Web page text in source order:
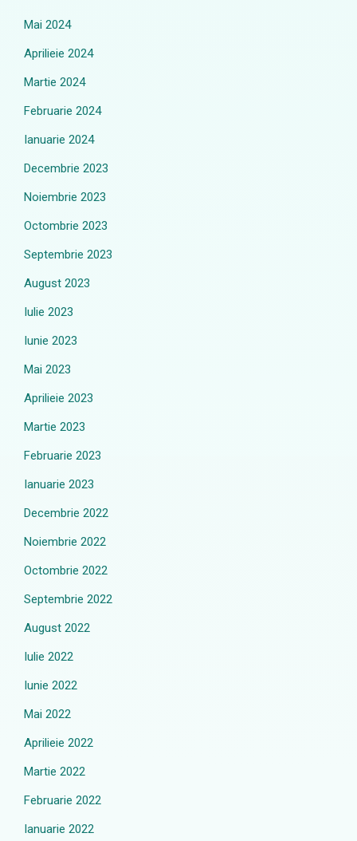
Mai 2024
Aprilieie 2024
Martie 2024
Februarie 2024
Ianuarie 2024
Decembrie 2023
Noiembrie 2023
Octombrie 2023
Septembrie 2023
August 2023
Iulie 2023
Iunie 2023
Mai 2023
Aprilieie 2023
Martie 2023
Februarie 2023
Ianuarie 2023
Decembrie 2022
Noiembrie 2022
Octombrie 2022
Septembrie 2022
August 2022
Iulie 2022
Iunie 2022
Mai 2022
Aprilieie 2022
Martie 2022
Februarie 2022
Ianuarie 2022